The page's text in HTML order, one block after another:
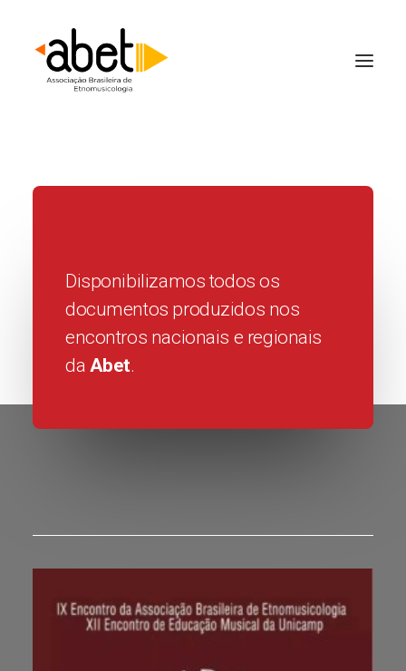
Disponibilizamos todos os
documentos produzidos nos
encontros nacionais e regionais
da Abet.